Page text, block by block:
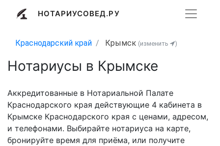
НОТАРИУСОВЕД.РУ
Краснодарский край Крымск (изменить )
Нотариусы в Крымске
Аккредитованные в Нотариальной Палате
Краснодарского края действующие 4 кабинета в
Крымске Краснодарского края с ценами, адресом,
и телефонами. Выбирайте нотариуса на карте,
бронируйте время для приёма, или получите